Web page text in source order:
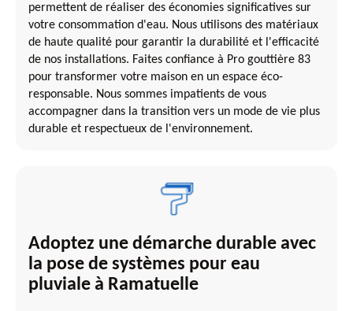
permettent de réaliser des économies significatives sur
votre consommation d'eau. Nous utilisons des matériaux
de haute qualité pour garantir la durabilité et l'efficacité
de nos installations. Faites confiance à Pro gouttière 83
pour transformer votre maison en un espace éco-
responsable. Nous sommes impatients de vous
accompagner dans la transition vers un mode de vie plus
durable et respectueux de l'environnement.
Adoptez une démarche durable avec
la pose de systèmes pour eau
pluviale à Ramatuelle